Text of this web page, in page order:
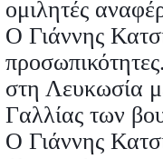
ομιλητές
Ο Γιάννης
στη Λευκωσία
Γαλλίας των
Ο Γιάννης